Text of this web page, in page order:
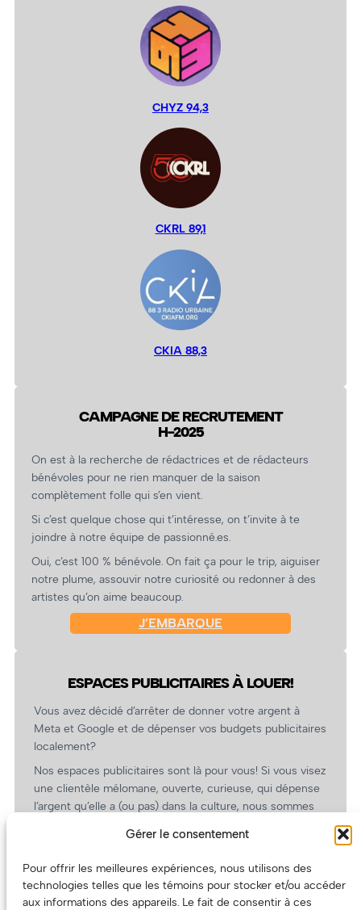
Gérer le consentement
Pour offrir les meilleures expériences, nous utilisons des
technologies telles que les témoins pour stocker et/ou accéder
aux informations des appareils. Le fait de consentir à ces
CHYZ 94,3
CKRL 89,1
CKIA 88,3
CAMPAGNE DE RECRUTEMENT
H-2025
On est à la recherche de rédactrices et de rédacteurs
bénévoles pour ne rien manquer de la saison
complètement folle qui s’en vient.
Si c’est quelque chose qui t’intéresse, on t’invite à te
joindre à notre équipe de passionné.es.
Oui, c’est 100 % bénévole. On fait ça pour le trip, aiguiser
notre plume, assouvir notre curiosité ou redonner à des
artistes qu’on aime beaucoup.
J’EMBARQUE
ESPACES PUBLICITAIRES À LOUER!
Vous avez décidé d’arrêter de donner votre argent à
Meta et Google et de dépenser vos budgets publicitaires
localement?
Nos espaces publicitaires sont là pour vous! Si vous visez
une clientèle mélomane, ouverte, curieuse, qui dépense
l’argent qu’elle a (ou pas) dans la culture, nous sommes
revient.
(Oui, on va avoir des tarifs spéciaux pour vous, les